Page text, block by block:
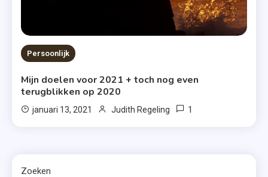
Persoonlijk
Mijn doelen voor 2021 + toch nog even
terugblikken op 2020
januari 13, 2021 Judith Regeling 1
Zoeken